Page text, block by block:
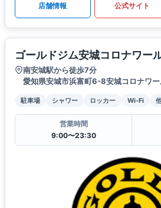
店舗情報 公式サイト
ゴールドジム安城コロナワー
南安城駅から徒歩7分
愛知県安城市浜富町6-8安城コロナワ
駐車場 シャワー ロッカー Wi-Fi
営業時間
9:00〜23:30